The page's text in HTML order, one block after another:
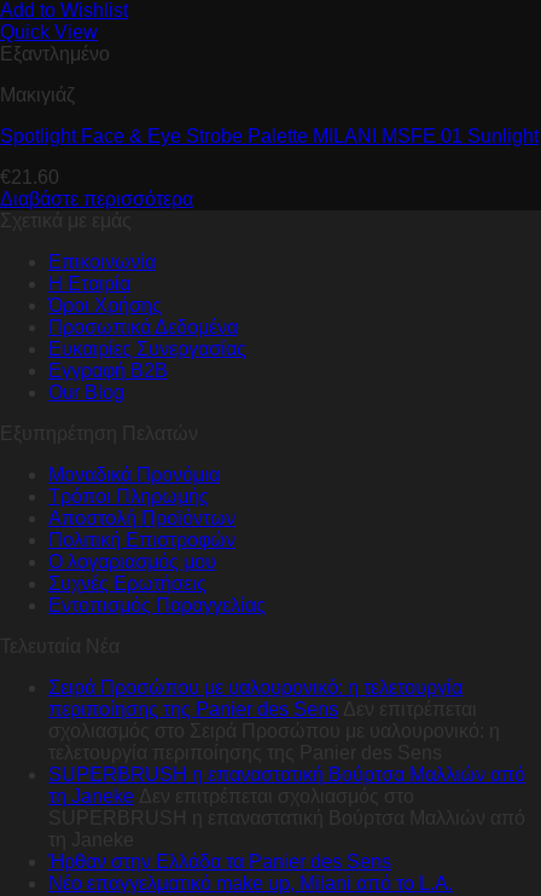
Add to Wishlist
Quick View
Εξαντλημένο
Μακιγιάζ
Spotlight Face & Eye Strobe Palette MILANI MSFE 01 Sunlight
€21.60
Διαβάστε περισσότερα
Σχετικά με εμάς
Επικοινωνία
Η Εταιρία
Όροι Χρήσης
Προσωπικά Δεδομένα
Ευκαιρίες Συνεργασίας
Εγγραφή B2B
Our Blog
Εξυπηρέτηση Πελατών
Μοναδικά Προνόμια
Τρόποι Πληρωμής
Αποστολή Προϊόντων
Πολιτική Επιστροφών
Ο λογαριασμός μου
Συχνές Ερωτήσεις
Εντοπισμός Παραγγελίας
Τελευταία Νέα
Σειρά Προσώπου με υαλουρονικό: η τελετουργία
περιποίησης της Panier des Sens Δεν επιτρέπεται
σχολιασμός
στο Σειρά Προσώπου με υαλουρονικό: η
τελετουργία περιποίησης της Panier des Sens
SUPERBRUSH η επαναστατική Βούρτσα Μαλλιών από
τη Janeke Δεν επιτρέπεται σχολιασμός
SUPERBRUSH η επαναστατική Βούρτσα Μαλλιών από
τη Janeke
Ήρθαν στην Ελλάδα τα Panier des Sens
Nέο επαγγελματικό make up, Milani από το L.A.